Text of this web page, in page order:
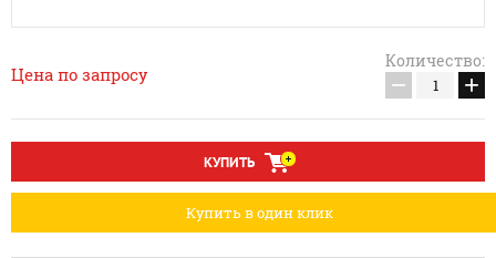
Цена по запросу
Количество:
− +
КУПИТЬ
Купить в один клик